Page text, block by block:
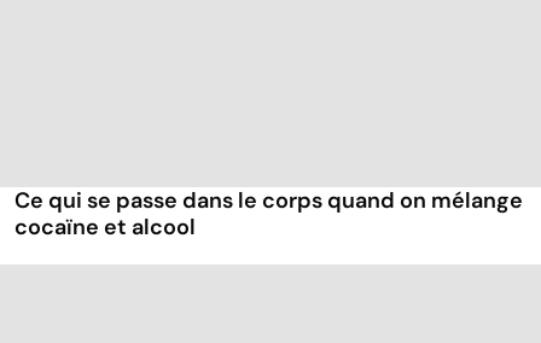
Ce qui se passe dans le corps quand on mélange
cocaïne et alcool